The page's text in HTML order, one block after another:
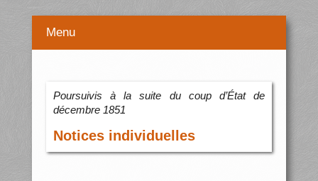
Menu
Poursuivis à la suite du coup d’État de
décembre 1851
Notices individuelles